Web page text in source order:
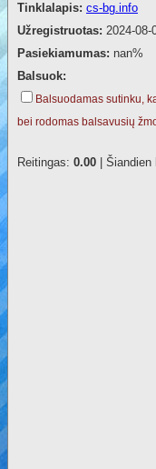
Tinklalapis: cs-bg.info
Užregistruotas: 2024-08-
Pasiekiamumas: nan%
Balsuok:
Balsuodamas sutinku,
bei rodomas balsavusių
Reitingas: 0.00 |